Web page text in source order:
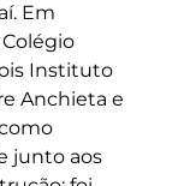
Em
Instituto
Anchieta e
junto aos